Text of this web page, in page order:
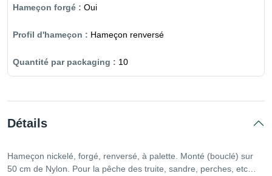
Oui
Hameçon renversé
10
Détails
Hameçon nickelé, forgé, renversé, à palette. Monté (bouclé) sur
50 cm de Nylon. Pour la pêche des truite, sandre, perches, etc…